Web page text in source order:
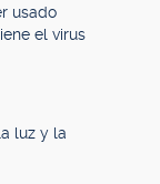
usado
el virus
luz y la